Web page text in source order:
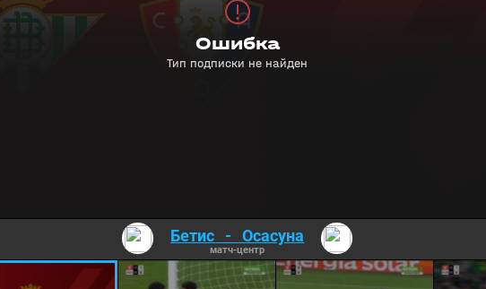
Бетис - Осасуна
матч-центр